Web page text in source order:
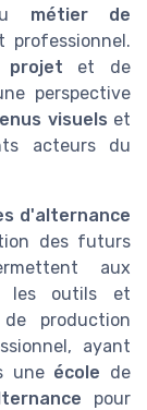
métier de
professionnel.
et de
perspective
visuels et
acteurs du
d'alternance
des futurs
aux
les outils et
production
ayant
une école de
pour